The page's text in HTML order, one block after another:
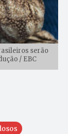
serão
/ EBC